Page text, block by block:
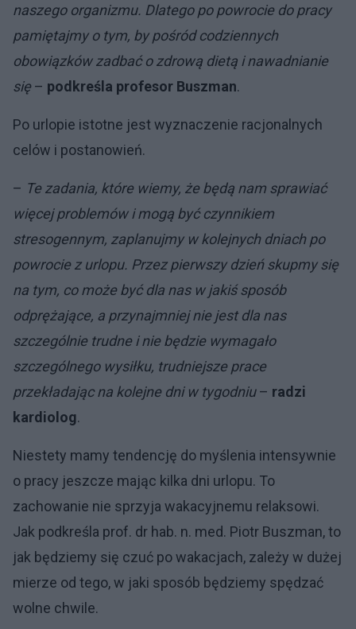
naszego organizmu. Dlatego po powrocie do pracy
pamiętajmy o tym, by pośród codziennych
obowiązków zadbać o zdrową dietą i nawadnianie
się – podkreśla profesor Buszman.
Po urlopie istotne jest wyznaczenie racjonalnych
celów i postanowień.
– Te zadania, które wiemy, że będą nam sprawiać
więcej problemów i mogą być czynnikiem
stresogennym, zaplanujmy w kolejnych dniach po
powrocie z urlopu. Przez pierwszy dzień skupmy się
na tym, co może być dla nas w jakiś sposób
odprężające, a przynajmniej nie jest dla nas
szczególnie trudne i nie będzie wymagało
szczególnego wysiłku, trudniejsze prace
przekładając na kolejne dni w tygodniu– radzi
kardiolog.
Niestety mamy tendencję do myślenia intensywnie
o pracy jeszcze mając kilka dni urlopu. To
zachowanie nie sprzyja wakacyjnemu relaksowi.
Jak podkreśla prof. dr hab. n. med. Piotr Buszman, to
jak będziemy się czuć po wakacjach, zależy w dużej
mierze od tego, w jaki sposób będziemy spędzać
wolne chwile.